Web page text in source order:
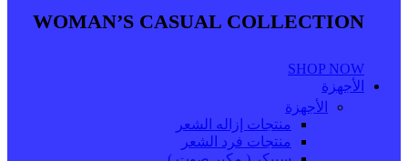
WOMAN’S CASUAL COLLECTION
SHOP NOW
الأجهزة
الأجهزة
منتجات إزاله الشعر
منتجات فرد الشعر